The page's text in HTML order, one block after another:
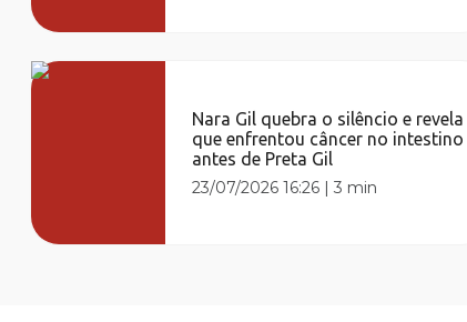
Nara Gil quebra o silêncio e revela
que enfrentou câncer no intestino
antes de Preta Gil
23/07/2026 16:26 |3 min